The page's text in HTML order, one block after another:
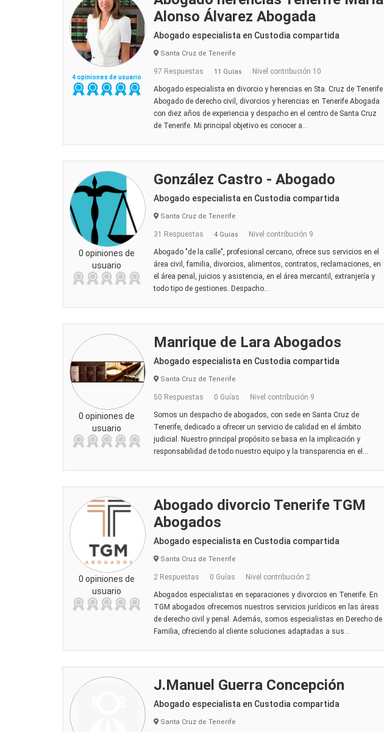
4 opiniones de usuario
Alonso Álvarez Abogada
Abogado especialista en Custodia compartida
Santa Cruz de Tenerife
97 Respuestas 11 Guías Nivel contribución 10
Abogado especialista en divorcio y herencias en Sta. Cruz de Tenerife
Abogado de derecho civil, divorcios y herencias en Tenerife Abogada
con diez años de experiencia y despacho en el centro de Santa Cruz
de Tenerife. Mi principal objetivo es conocer a...
0 opiniones de
usuario
González Castro - Abogado
Abogado especialista en Custodia compartida
Santa Cruz de Tenerife
31 Respuestas 4 Guías Nivel contribución 9
Abogado "de la calle", profesional cercano, ofrece sus servicios en el
área civil, familia, divorcios, alimentos, contratos, reclamaciones, en
el área penal, juicios y asistencia, en el área mercantil, extranjería y
todo tipo de gestiones. Despacho...
0 opiniones de
usuario
Manrique de Lara Abogados
Abogado especialista en Custodia compartida
Santa Cruz de Tenerife
50 Respuestas 0 Guías Nivel contribución 9
Somos un despacho de abogados, con sede en Santa Cruz de
Tenerife, dedicado a ofrecer un servicio de calidad en el ámbito
judicial. Nuestro principal propósito se basa en la implicación y
responsabilidad de todo nuestro equipo y la transparencia en el...
0 opiniones de
usuario
Abogado divorcio Tenerife TGM
Abogados
Abogado especialista en Custodia compartida
Santa Cruz de Tenerife
2 Respuestas 0 Guías Nivel contribución 2
Abogados especialistas en separaciones y divorcios en Tenerife. En
TGM abogados ofrecemos nuestros servicios jurídicos en las áreas
de derecho civil y penal. Además, somos especialistas en Derecho de
Familia, ofreciendo al cliente soluciones adaptadas a sus...
J.Manuel Guerra Concepción
Abogado especialista en Custodia compartida
Santa Cruz de Tenerife